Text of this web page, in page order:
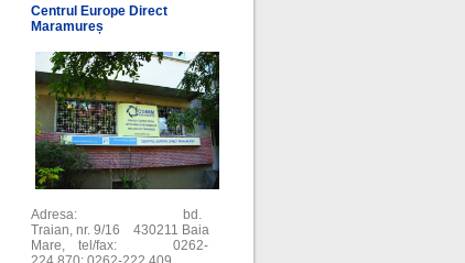
Centrul Europe Direct
Maramureș
Adresa: bd.
Traian, nr. 9/16 430211 Baia
Mare, tel/fax: 0262-